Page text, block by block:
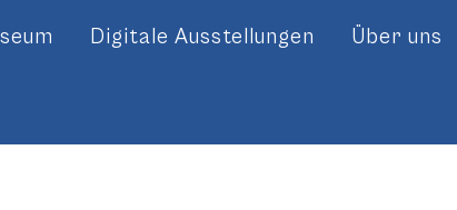
Digitale Ausstellungen Über uns